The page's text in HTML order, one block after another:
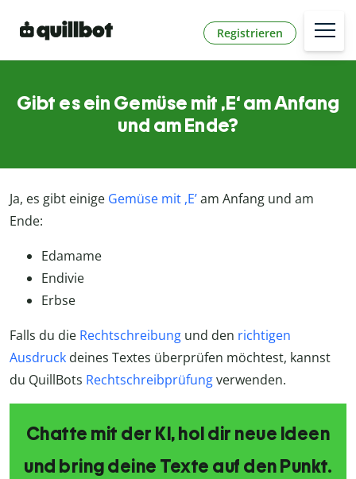
Registrieren
Gibt es ein Gemüse mit ,E‘ am Anfang
und am Ende?
Ja, es gibt einige Gemüse mit ,E’am Anfang und am
Ende:
Edamame
Endivie
Erbse
Falls du die Rechtschreibung und den richtigen
Ausdruck deines Textes überprüfen möchtest, kannst
du QuillBots Rechtschreibprüfungverwenden.
Chatte mit der KI, hol dir neue Ideen
und bring deine Texte auf den Punkt.